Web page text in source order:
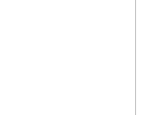
好一點
」
再不像樣點就完
？但我卻做不到，根